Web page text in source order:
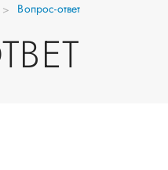
Вопрос-ответ